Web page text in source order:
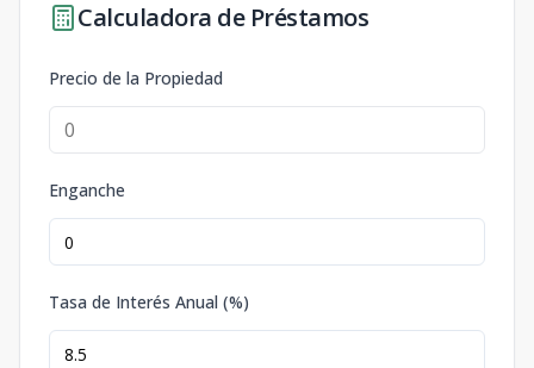
Calculadora de Préstamos
Precio de la Propiedad
Enganche
Tasa de Interés Anual (%)